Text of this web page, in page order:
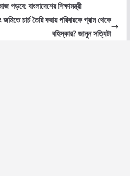
পড়বে: বাংলাদেশের শিক্ষামন্ত্রী
জমিতে চার্চ তৈরি করায় পরিবারকে গ্রাম থেকে
বহিস্কার? জানুন সত্যিটা